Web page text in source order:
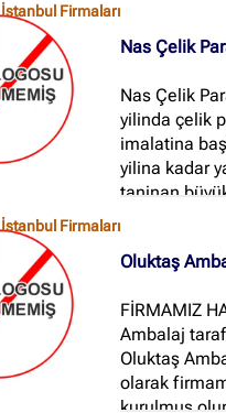
İstanbul Firmaları
Nas Çelik
Nas Çelik
yilinda çelik
imalatina
yilina kadar
taninan
İstanbul Firmaları
Oluktaş
FİRMAMIZ
Ambalaj
Oluktaş
olarak
kurulmuş
Site içi arama
İçerik grupları
Ankara Firmaları
İstanbul Firmaları
İzmir Firmaları(178)